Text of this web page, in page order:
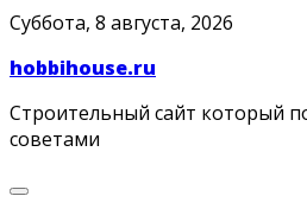
Skip
content
Суббота, 8 августа, 2026
hobbihouse.ru
Строительный сайт который
советами